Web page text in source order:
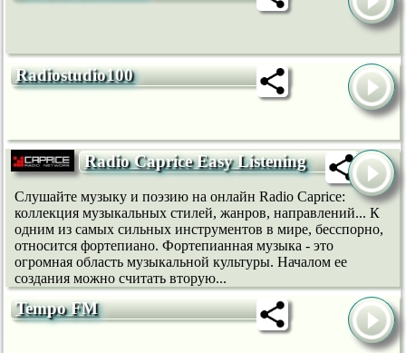
Radiostudio100
Radio Caprice Easy Listening
Слушайте музыку и поэзию на онлайн Radio Caprice:
коллекция музыкальных стилей, жанров, направлений... К
одним из самых сильных инструментов в мире, бесспорно,
относится фортепиано. Фортепианная музыка - это
огромная область музыкальной культуры. Началом ее
создания можно считать вторую...
Tempo FM